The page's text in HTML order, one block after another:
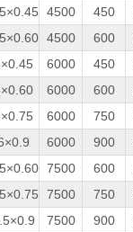
4500 450
4500 600
6000 450
6000 600
6000 750
6000 900
7500 600
7500 750
7500 900